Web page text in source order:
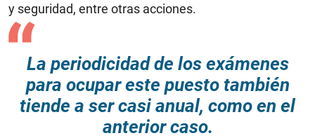
y seguridad, entre otras acciones.
La periodicidad de los exámenes
para ocupar este puesto también
tiende a ser casi anual, como en el
anterior caso.